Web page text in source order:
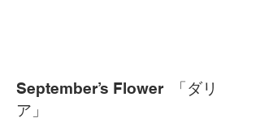
September’s Flower
「ダリ
ア」